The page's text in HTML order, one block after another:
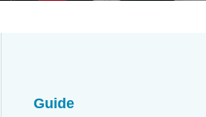
Guide